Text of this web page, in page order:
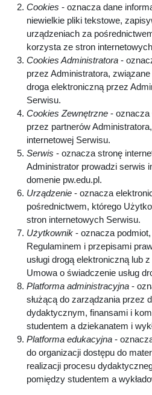
Cookies - oznacza dane
niewielkie pliki tekstowe,
urządzeniach za
korzysta ze stron
Cookies Administratora -
przez Administratora,
droga elektroniczną przez
Serwisu.
Cookies Zewnętrzne -
przez partnerów
internetowej Serwisu.
Serwis - oznacza stronę
Administrator prowadzi serwis
domenie pw.edu.pl.
Urządzenie - oznacza
pośrednictwem, którego
stron internetowych Serwisu.
Użytkownik - oznacza
Regulaminem i przepisami
usługi drogą elektroniczną lub
Umowa o świadczenie usług
Platforma administracyjna -
służącą do zarządzania przez
dydaktycznym, finansami i
studentem a dziekanatem i
Platforma edukacyjna -
do organizacji dostępu do
realizacji procesu
pomiędzy studentem a